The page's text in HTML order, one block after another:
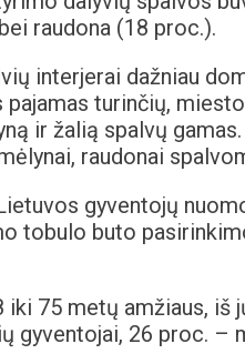
raudona (18 proc.).
interjerai dažniau
turinčių,
ir žalią spalvų
raudonai
gyventojų
tobulo buto
75 metų amžiaus, iš
gyventojai, 26 proc.